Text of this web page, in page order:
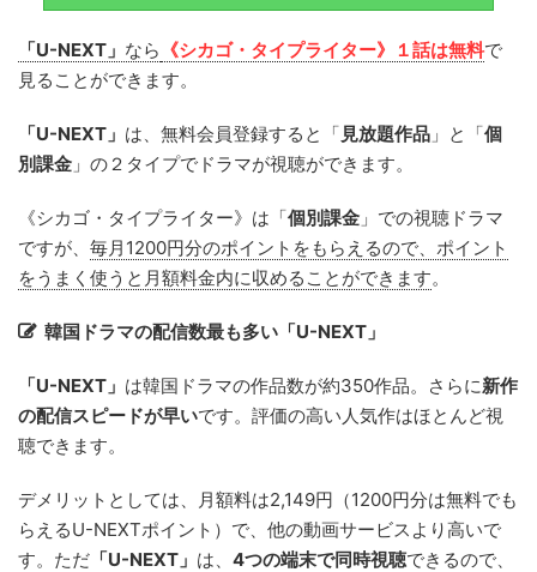
「U-NEXT」 なら 《シカゴ・タイプライター》１話は無料で
見ることができます。
「U-NEXT」 は、無料会員登録すると「見放題作品 」と「個
別課金 」の２タイプでドラマが視聴ができます。
《シカゴ・タイプライター》は「個別課金 」での視聴ドラマ
ですが、 毎月1200円分のポイントをもらえるので、ポイント
をうまく使うと月額料金内に収めることができます。
韓国ドラマの配信数最も多い「U-NEXT」
「U-NEXT」 は韓国ドラマの作品数が約350作品。さらに新作
の配信スピードが早いです。評価の高い人気作はほとんど視
聴できます。
デメリットとしては、月額料は2,149円（1200円分は無料でも
らえるU-NEXTポイント）で、他の動画サービスより高いで
す。ただ 「U-NEXT」 は、 4つの端末で同時視聴できるので、